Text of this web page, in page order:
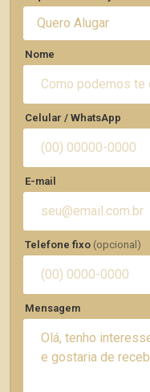
Quero Alugar
Nome
Celular / WhatsApp
E-mail
Telefone fixo (opcional)
Mensagem